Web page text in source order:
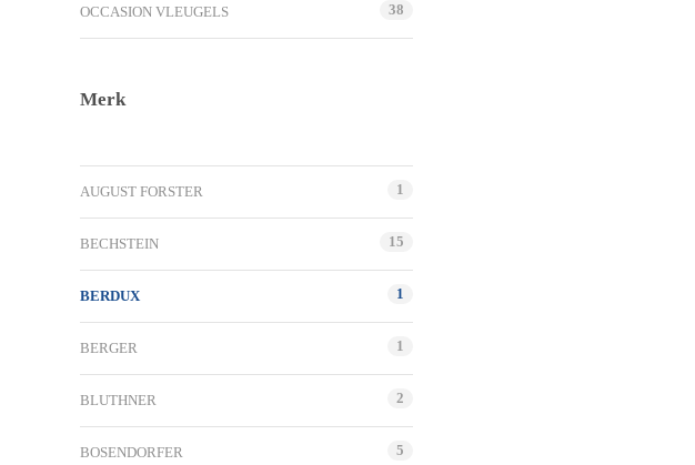
OCCASION VLEUGELS 38
Merk
AUGUST FORSTER 1
BECHSTEIN 15
BERDUX 1
BERGER 1
BLUTHNER 2
BOSENDORFER 5